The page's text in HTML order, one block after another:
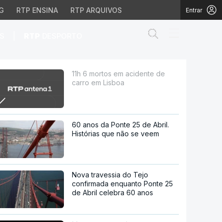
RTP ENSINA RTP ARQUIVOS Entrar
11h 6 mortos em acidente de
carro em Lisboa
60 anos da Ponte 25 de Abril.
Histórias que não se veem
Nova travessia do Tejo
confirmada enquanto Ponte 25
de Abril celebra 60 anos